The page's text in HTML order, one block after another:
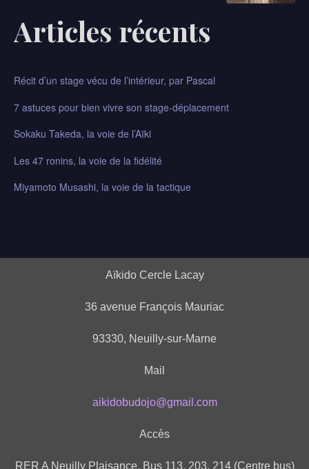
Articles récents
Récit d’un stage vécu de l’intérieur, par Pascal​
7 astuces pour bien vivre son stage-déplacement
Sokaku Takeda, la voie de l’Aïki
Les 47 ronins, la voie de la fidélité
Miyamoto Musashi, la voie de la tactique
Aïkido Cercle Lacay
36 avenue François Mauriac
93330, Neuilly-sur-Marne
Mail
aikidobudojo@gmail.com
Accès
RER A Neuilly Plaisance, Bus 113, 203, 214 (Centre bus)